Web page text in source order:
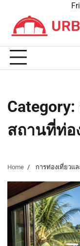
content
Category:
สถานที่ท่อ
Home การท่องเที่ยวแ